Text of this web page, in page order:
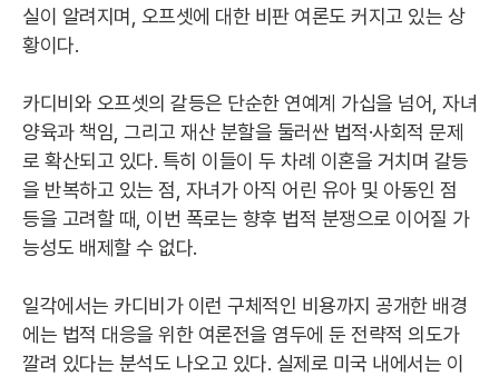
실이 알려지며, 오프셋에 대한 비판 여론도 커지고 있는 상
황이다.
카디비와 오프셋의 갈등은 단순한 연예계 가십을 넘어, 자녀
양육과 책임, 그리고 재산 분할을 둘러싼 법적·사회적 문제
로 확산되고 있다. 특히 이들이 두 차례 이혼을 거치며 갈등
을 반복하고 있는 점, 자녀가 아직 어린 유아 및 아동인 점
등을 고려할 때, 이번 폭로는 향후 법적 분쟁으로 이어질 가
능성도 배제할 수 없다.
일각에서는 카디비가 이런 구체적인 비용까지 공개한 배경
에는 법적 대응을 위한 여론전을 염두에 둔 전략적 의도가
깔려 있다는 분석도 나오고 있다. 실제로 미국 내에서는 이